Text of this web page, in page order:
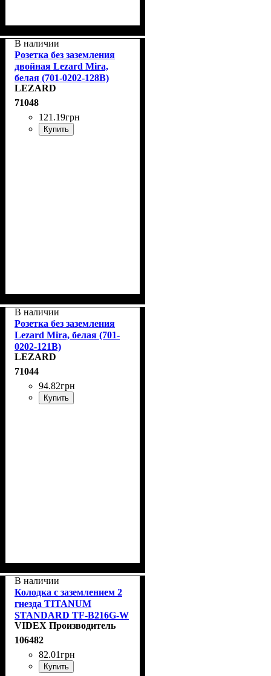
В наличии
Розетка без заземления
двойная Lezard Mira,
белая (701-0202-128В)
LEZARD
71048
121 .19грн
Купить
В наличии
Розетка без заземления
Lezard Mira, белая (701-
0202-121B)
LEZARD
71044
94.82грн
Купить
В наличии
Колодка с заземлением 2
гнезда TITANUM
STANDARD TF-B216G-W
VIDEX Производитель
106482
82.01грн
Купить